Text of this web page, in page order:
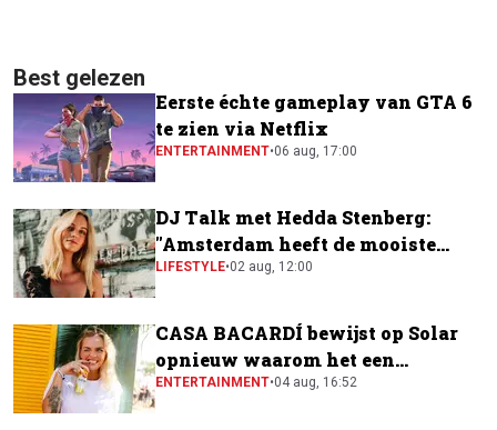
Best gelezen
Eerste échte gameplay van GTA 6
te zien via Netflix
ENTERTAINMENT•06 aug, 17:00
DJ Talk met Hedda Stenberg:
"Amsterdam heeft de mooiste
festivalscene van Europa"
LIFESTYLE•02 aug, 12:00
CASA BACARDÍ bewijst op Solar
opnieuw waarom het een
festivalfavoriet is
ENTERTAINMENT•04 aug, 16:52